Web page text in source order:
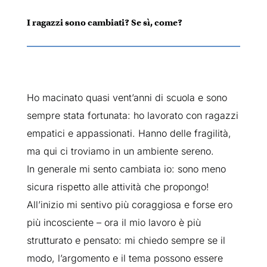
I ragazzi sono cambiati? Se sì, come?
Ho macinato quasi vent’anni di scuola e sono
sempre stata fortunata: ho lavorato con ragazzi
empatici e appassionati. Hanno delle fragilità,
ma qui ci troviamo in un ambiente sereno.
In generale mi sento cambiata io: sono meno
sicura rispetto alle attività che propongo!
All’inizio mi sentivo più coraggiosa e forse ero
più incosciente – ora il mio lavoro è più
strutturato e pensato: mi chiedo sempre se il
modo, l’argomento e il tema possono essere